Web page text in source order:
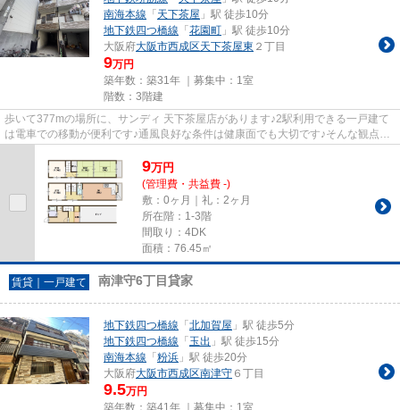
南海本線 「 天下茶屋 」駅 徒歩10分
地下鉄四つ橋線 「 花園町 」駅 徒歩10分
大阪府大阪市西成区天下茶屋東 ２丁目
9万円
築年数：築31年 ｜募集中： 1室
階数：3階建
歩いて377mの場所に、サンディ 天下茶屋店があります♪2駅利用できる一戸建て
は電車での移動が便利です♪通風良好な条件は健康面でも大切です♪そんな観点か
9万円
(管理費・共益費 -)
敷：0ヶ月｜礼：2ヶ月
所在階：1-3階
間取り：4DK
面積：76.45㎡
賃貸｜一戸建て 南津守6丁目貸家
地下鉄四つ橋線 「 北加賀屋 」駅 徒歩5分
地下鉄四つ橋線 「 玉出 」駅 徒歩15分
南海本線 「 粉浜 」駅 徒歩20分
大阪府大阪市西成区南津守 ６丁目
9.5万円
築年数：築41年 ｜募集中： 1室